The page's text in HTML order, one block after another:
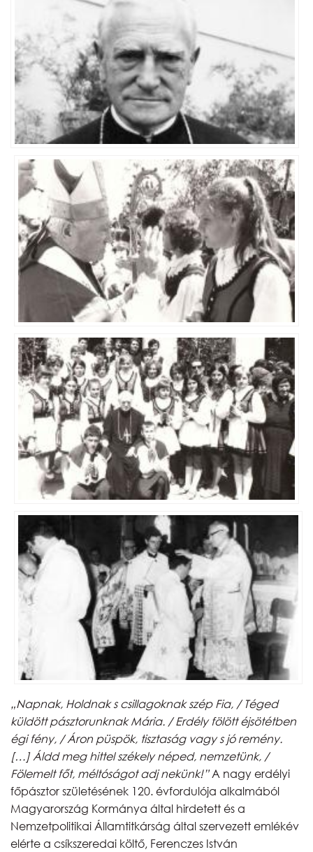
„Napnak, Holdnak s csillagoknak szép Fia, / Téged
küldött pásztorunknak Mária. / Erdély fölött éjsötétben
égi fény, / Áron püspök, tisztaság vagy s jó remény.
[…] Áldd meg hittel székely néped, nemzetünk, /
Fölemelt főt, méltóságot adj nekünk!”A nagy erdélyi
főpásztor születésének 120. évfordulója alkalmából
Magyarország Kormánya által hirdetett és a
Nemzetpolitikai Államtitkárság által szervezett emlékév
elérte a csíkszeredai költő, Ferenczes István